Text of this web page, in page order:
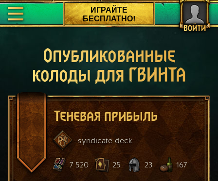
ВОЙТИ
ИГРАЙТЕ
БЕСПЛАТНО!
Опубликованные
колоды для ГВИНТА
Теневая прибыль
syndicate deck
7 520 25 23 167